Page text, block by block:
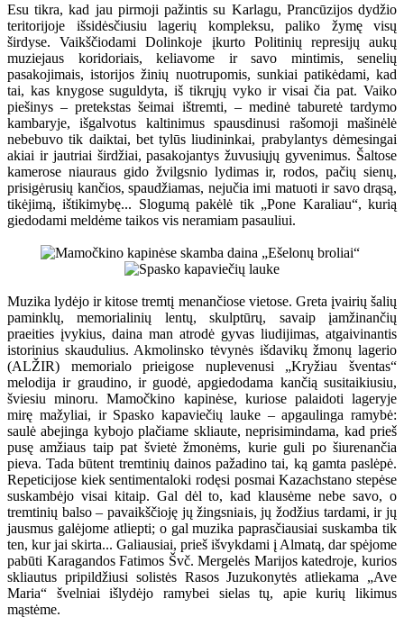
Esu tikra, kad jau pirmoji pažintis su Karlagu, Prancūzijos dydžio
teritorijoje išsidėsčiusiu lagerių kompleksu, paliko žymę visų
širdyse. Vaikščiodami Dolinkoje įkurto Politinių represijų aukų
muziejaus koridoriais, keliavome ir savo mintimis, senelių
pasakojimais, istorijos žinių nuotrupomis, sunkiai patikėdami, kad
tai, kas knygose suguldyta, iš tikrųjų vyko ir visai čia pat. Vaiko
piešinys – pretekstas šeimai ištremti, – medinė taburetė tardymo
kambaryje, išgalvotus kaltinimus spausdinusi rašomoji mašinėlė
nebebuvo tik daiktai, bet tylūs liudininkai, prabylantys dėmesingai
akiai ir jautriai širdžiai, pasakojantys žuvusiųjų gyvenimus. Šaltose
kamerose niauraus gido žvilgsnio lydimas ir, rodos, pačių sienų,
prisigėrusių kančios, spaudžiamas, nejučia imi matuoti ir savo drąsą,
tikėjimą, ištikimybę... Slogumą pakėlė tik „Pone Karaliau“, kurią
giedodami meldėme taikos vis neramiam pasauliui.
Muzika lydėjo ir kitose tremtį menančiose vietose. Greta įvairių šalių
paminklų, memorialinių lentų, skulptūrų, savaip įamžinančių
praeities įvykius, daina man atrodė gyvas liudijimas, atgaivinantis
istorinius skaudulius. Akmolinsko tėvynės išdavikų žmonų lagerio
(ALŽIR) memorialo prieigose nuplevenusi „Kryžiau šventas“
melodija ir graudino, ir guodė, apgiedodama kančią susitaikiusiu,
šviesiu minoru. Mamočkino kapinėse, kuriose palaidoti lageryje
mirę mažyliai, ir Spasko kapaviečių lauke – apgaulinga ramybė:
saulė abejinga kybojo plačiame skliaute, neprisimindama, kad prieš
pusę amžiaus taip pat švietė žmonėms, kurie guli po šiurenančia
pieva. Tada būtent tremtinių dainos pažadino tai, ką gamta paslėpė.
Repeticijose kiek sentimentaloki rodęsi posmai Kazachstano stepėse
suskambėjo visai kitaip. Gal dėl to, kad klausėme nebe savo, o
tremtinių balso – pavaikščioję jų žingsniais, jų žodžius tardami, ir jų
jausmus galėjome atliepti; o gal muzika paprasčiausiai suskamba tik
ten, kur jai skirta... Galiausiai, prieš išvykdami į Almatą, dar spėjome
pabūti Karagandos Fatimos Švč. Mergelės Marijos katedroje, kurios
skliautus pripildžiusi solistės Rasos Juzukonytės atliekama „Ave
Maria“ švelniai išlydėjo ramybei sielas tų, apie kurių likimus
mąstėme.